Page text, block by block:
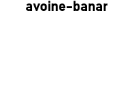
avoine-